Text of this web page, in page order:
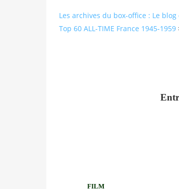
Les archives du box-office : Le
Top 60 ALL-TIME France 1945-1959
FILM